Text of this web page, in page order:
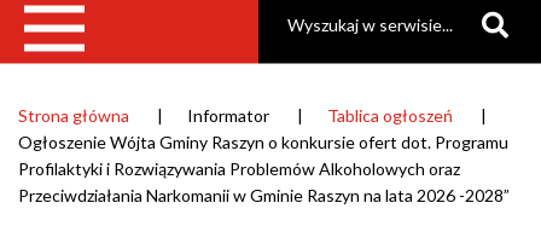
Alkoholowych
oraz
Przeciwdziałania
Narkomanii
w
Ścieżka
nawigacyjna
Strona główna Informator
Tablica ogłoszeń
Ogłoszenie Wójta Gminy Raszyn o konkursie ofert dot. Programu
Profilaktyki i Rozwiązywania Problemów Alkoholowych oraz
Przeciwdziałania Narkomanii w Gminie Raszyn na lata 2026 -2028”